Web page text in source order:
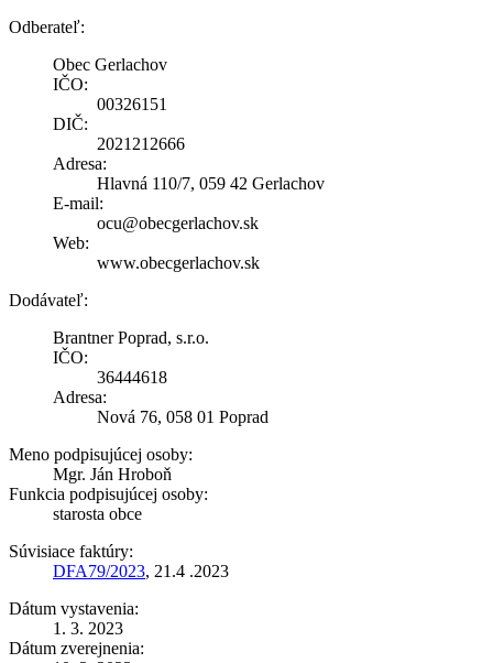
Odberateľ:
Obec Gerlachov
IČO:
00326151
DIČ:
2021212666
Adresa:
Hlavná 110/7, 059 42 Gerlachov
E-mail:
ocu@obecgerlachov.sk
Web:
www.obecgerlachov.sk
Dodávateľ:
Brantner Poprad, s.r.o.
IČO:
36444618
Adresa:
Nová 76, 058 01 Poprad
Meno podpisujúcej osoby:
Mgr. Ján Hroboň
Funkcia podpisujúcej osoby:
starosta obce
Súvisiace faktúry:
DFA79/2023, 21.4 .2023
Dátum vystavenia:
1. 3. 2023
Dátum zverejnenia: